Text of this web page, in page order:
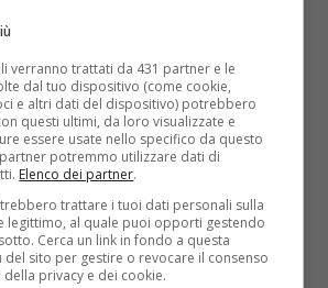
«Arteficio» di Silvana
l’autorizzazione della
delle Belle Arti (arch.
dott. Benedetta Brison).
verranno trattati da 431 partner e le
dal tuo dispositivo (come cookie,
e altri dati del dispositivo) potrebbero
questi ultimi, da loro visualizzate e
essere usate nello specifico da questo
potremmo utilizzare dati di
Elenco dei partner.
trattare i tuoi dati personali sulla
legittimo, al quale puoi opporti gestendo
Cerca un link in fondo a questa
del sito per gestire o revocare il consenso
privacy e dei cookie.